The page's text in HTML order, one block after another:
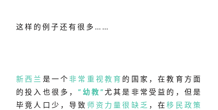
这样的例子还有很多……
新西兰 是一个非常重视教育 的国家，在教育方面
的投入也很多，“幼教”尤其是非常受益的，但是
毕竟人口少，导致 师资力量很缺乏 ，在移民政策